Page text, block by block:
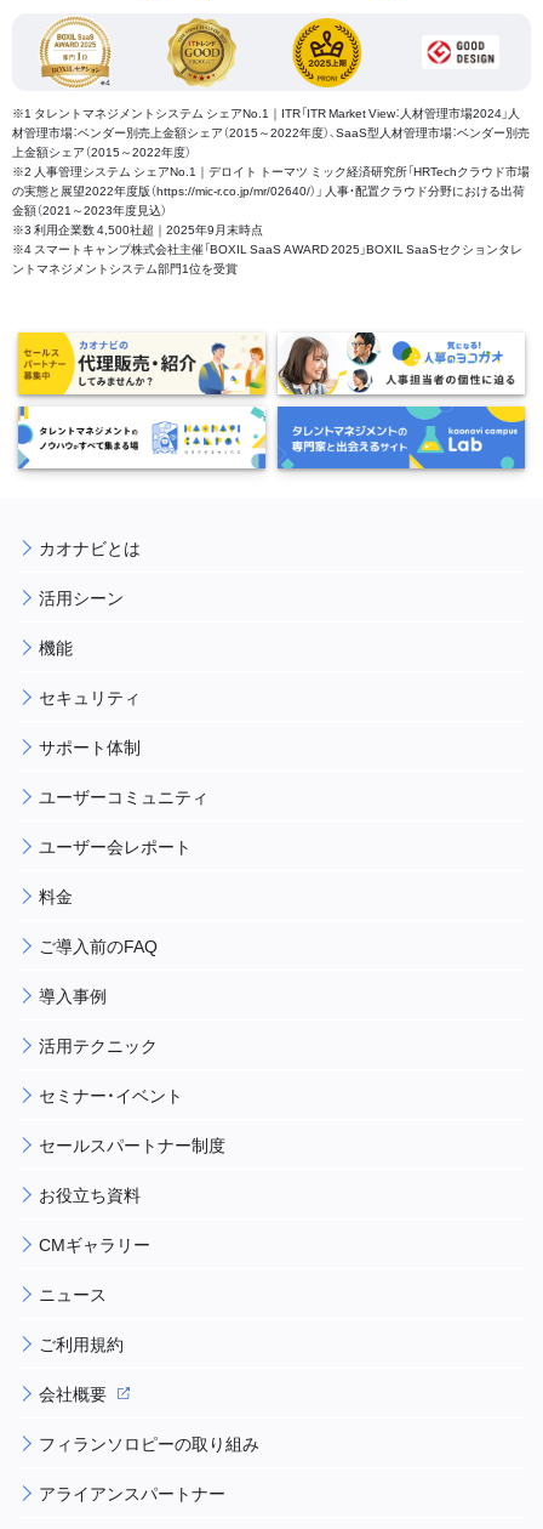
※1 タレントマネジメントシステム シェアNo.1｜ITR「ITR Market View：人材管理市場2024」人
材管理市場：ベンダー別売上金額シェア（2015～2022年度）、SaaS型人材管理市場：ベンダー別売
上金額シェア（2015～2022年度）
※2 人事管理システム シェアNo.1｜デロイト トーマツ ミック経済研究所「HRTechクラウド市場
の実態と展望2022年度版（https://mic-r.co.jp/mr/02640/）」 人事・配置クラウド分野における出荷
金額（2021～2023年度見込）
※3 利用企業数 4,500社超｜2025年9月末時点
※4 スマートキャンプ株式会社主催「BOXIL SaaS AWARD 2025」BOXIL SaaSセクションタレ
ントマネジメントシステム部門1位を受賞
カオナビとは
活用シーン
機能
セキュリティ
サポート体制
ユーザーコミュニティ
ユーザー会レポート
料金
ご導入前のFAQ
導入事例
活用テクニック
セミナー・イベント
セールスパートナー制度
お役立ち資料
CMギャラリー
ニュース
ご利用規約
会社概要
フィランソロピーの取り組み
アライアンスパートナー